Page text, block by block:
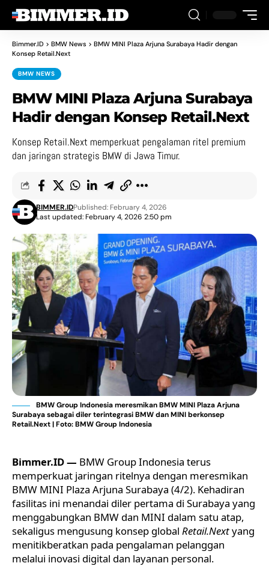
Bimmer.ID > BMW News > BMW MINI Plaza Arjuna Surabaya Hadir dengan
Konsep Retail.Next
BMW NEWS
BMW MINI Plaza Arjuna Surabaya
Hadir dengan Konsep Retail.Next
Konsep Retail.Next memperkuat pengalaman ritel premium
dan jaringan strategis BMW di Jawa Timur.
Last updated: February 4, 2026 2:50 pm
BIMMER.IDPublished: February 4, 2026
BMW Group Indonesia meresmikan BMW MINI Plaza Arjuna
Surabaya sebagai diler terintegrasi BMW dan MINI berkonsep
Retail.Next | Foto: BMW Group Indonesia
Bimmer.ID — BMW Group Indonesia terus
memperkuat jaringan ritelnya dengan meresmikan
BMW MINI Plaza Arjuna Surabaya (4/2). Kehadiran
fasilitas ini menandai diler pertama di Surabaya yang
menggabungkan BMW dan MINI dalam satu atap,
sekaligus mengusung konsep global Retail.Nextyang
menitikberatkan pada pengalaman pelanggan
melalui inovasi digital dan layanan personal.